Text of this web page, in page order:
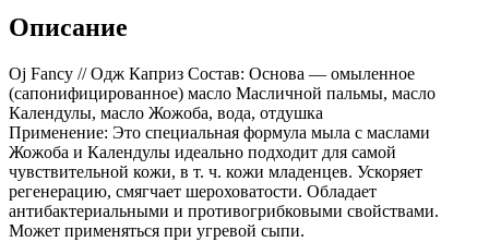
Описание
Oj Fancy // Одж Каприз Состав: Основа — омыленное
(сапонифицированное) масло Масличной пальмы, масло
Календулы, масло Жожоба, вода, отдушка
Применение: Это специальная формула мыла с маслами
Жожоба и Календулы идеально подходит для самой
чувствительной кожи, в т. ч. кожи младенцев. Ускоряет
регенерацию, смягчает шероховатости. Обладает
антибактериальными и противогрибковыми свойствами.
Может применяться при угревой сыпи.